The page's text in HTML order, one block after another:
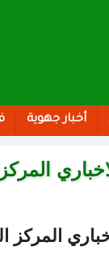
أخبار جهوية
المركز